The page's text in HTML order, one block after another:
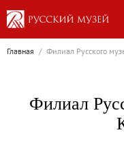
Выставки
Пётр
Иван
Главная / Филиал Русского
Филиал